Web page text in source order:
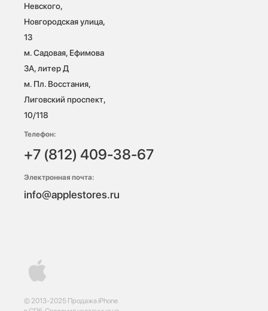
© 2013-2025 Продажа iPhone
Невского,
Новгородская улица,
13
м. Садовая, Ефимова
3А, литер Д
м. Пл. Восстания,
Лиговский проспект,
10/118
Телефон:
+7 (812) 409-38-67
Электронная почта:
info@applestores.ru